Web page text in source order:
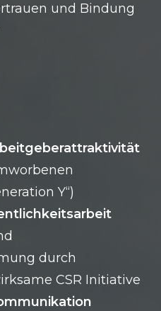
und Bindung
Y“)
durch
CSR Initiative